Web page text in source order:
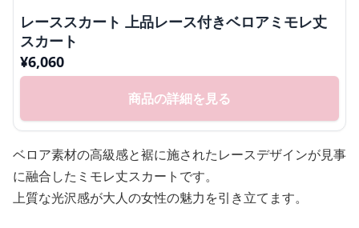
レーススカート 上品レース付きベロアミモレ丈
スカート
¥6,060
商品の詳細を見る
ベロア素材の高級感と裾に施されたレースデザインが見事
に融合したミモレ丈スカートです。
上質な光沢感が大人の女性の魅力を引き立てます。